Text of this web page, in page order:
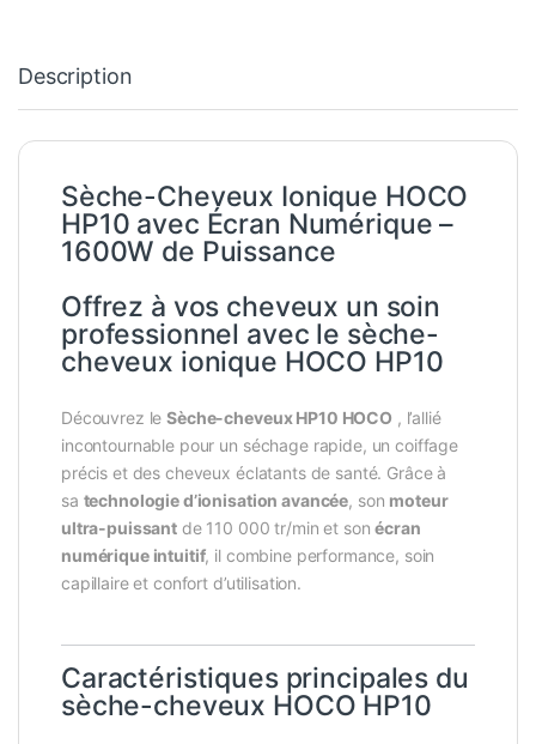
Description
Sèche-Cheveux Ionique HOCO
HP10 avec Écran Numérique –
1600W de Puissance
Offrez à vos cheveux un soin
professionnel avec le sèche-
cheveux ionique HOCO HP10
Découvrez leSèche-cheveux HP10 HOCO , l’allié
incontournable pour un séchage rapide, un coiffage
précis et des cheveux éclatants de santé. Grâce à
sa technologie d’ionisation avancée, son moteur
ultra-puissant de 110 000 tr/min et sonécran
numérique intuitif, il combine performance, soin
capillaire et confort d’utilisation.
Caractéristiques principales du
sèche-cheveux HOCO HP10